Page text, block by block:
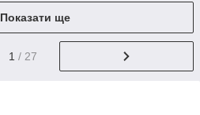
Показати ще
1 / 27